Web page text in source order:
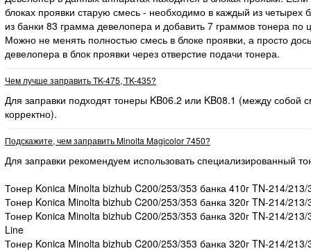
блоках проявки старую смесь - необходимо в каждый из четырех
из банки 83 грамма девелопера и добавить 7 граммов тонера по
Можно не менять полностью смесь в блоке проявки, а просто
девелопера в блок проявки через отверстие подачи тонера.
Чем лучше заправить TK-475, TK-435?
Для заправки подходят тонеры KB06.2 или KB08.1 (между собой
корректно).
Подскажите, чем заправить Minolta Magicolor 7450?
Для заправки рекомендуем использовать специализированный
Тонер Konica Minolta bizhub C200/253/353 банка 410г TN-214/
Тонер Konica Minolta bizhub C200/253/353 банка 320г TN-214/
Тонер Konica Minolta bizhub C200/253/353 банка 320г TN-214/
Line
Тонер Konica Minolta bizhub C200/253/353 банка 320г TN-214/